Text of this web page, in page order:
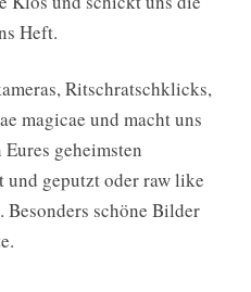
Heft.
Ritschratschklicks,
magicae und macht uns
geheimsten
und geputzt oder raw like
schöne Bilder